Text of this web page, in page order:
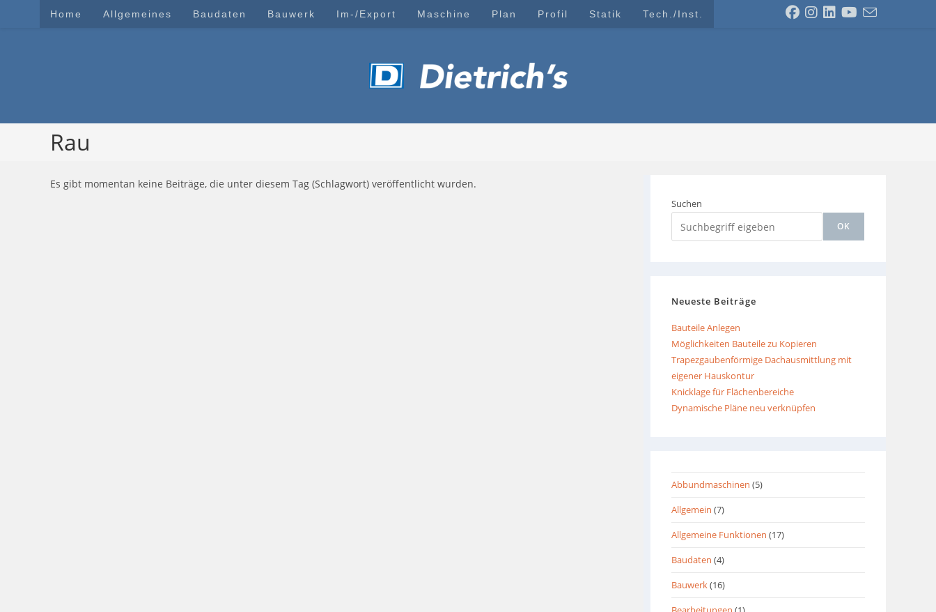
Home Allgemeines Baudaten Bauwerk Im-/Export Maschine Plan Profil Statik Tech./Inst.
Rau
Es gibt momentan keine Beiträge, die unter diesem Tag (Schlagwort) veröffentlicht wurden.
Suchen
OK
Neueste Beiträge
Bauteile Anlegen
Möglichkeiten Bauteile zu Kopieren
Trapezgaubenförmige Dachausmittlung mit
eigener Hauskontur
Knicklage für Flächenbereiche
Dynamische Pläne neu verknüpfen
Abbundmaschinen (5)
Allgemein (7)
Allgemeine Funktionen (17)
Baudaten (4)
Bauwerk(16)